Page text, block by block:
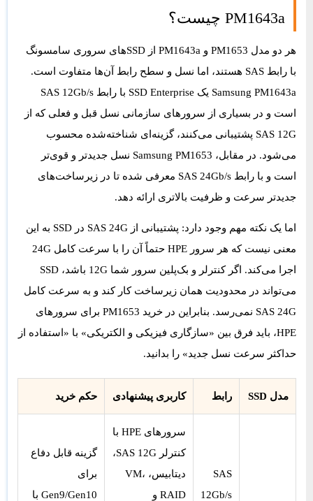
PM1643a چیست؟
هر دو مدل PM1653 و PM1643a از SSDهای سروری سامسونگ
با رابط SAS هستند، اما نسل و سطح رابط آن‌ها متفاوت است.
Samsung PM1643a یک SSD Enterprise با رابط
SAS 12Gb/s
است و در بسیاری از سرورهای سازمانی نسل قبل و فعلی که از
SAS 12G پشتیبانی می‌کنند، گزینه‌ای شناخته‌شده محسوب
می‌شود. در مقابل، Samsung PM1653 نسل جدیدتر و قوی‌تر
است و با رابطSAS 24Gb/s معرفی شده تا در زیرساخت‌های
جدیدتر سرعت و ظرفیت بالاتری ارائه دهد.
اما یک نکته مهم وجود دارد: پشتیبانی از SAS 24G در SSD به این
معنی نیست که هر سرور HPE حتماً آن را با سرعت کامل 24G
اجرا می‌کند. اگر کنترلر و بک‌پلین سرور شما 12G باشد، SSD
می‌تواند در محدودیت همان زیرساخت کار کند و به سرعت کامل
SAS 24G نمی‌رسد. بنابراین در خرید PM1653 برای سرورهای
HPE، باید فرق بین «سازگاری فیزیکی و الکتریکی» با «استفاده از
حداکثر سرعت نسل جدید» را بدانید.
مدل SSD رابط کاربری پیشنهادی حکم خرید
SAS
12Gb/s
سرورهای HPE با
کنترلر SAS 12G،
دیتابیس، VM،
RAID و
گزینه قابل دفاع
برای
Gen9/Gen10 با